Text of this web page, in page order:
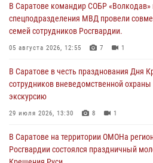
В Саратове командир СОБР «Волкодав»
спецподразделения МВД провели
семей сотрудников Росгвардии.
05 августа 2026, 12:55 7 1
В Саратове в честь празднования Дня
сотрудников вневедомственной
экскурсию
29 июля 2026, 13:30 8 1
В Саратове на территории ОМОНа
Росгвардии состоялся праздничный